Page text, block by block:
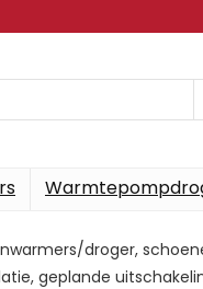
droger,
geplande